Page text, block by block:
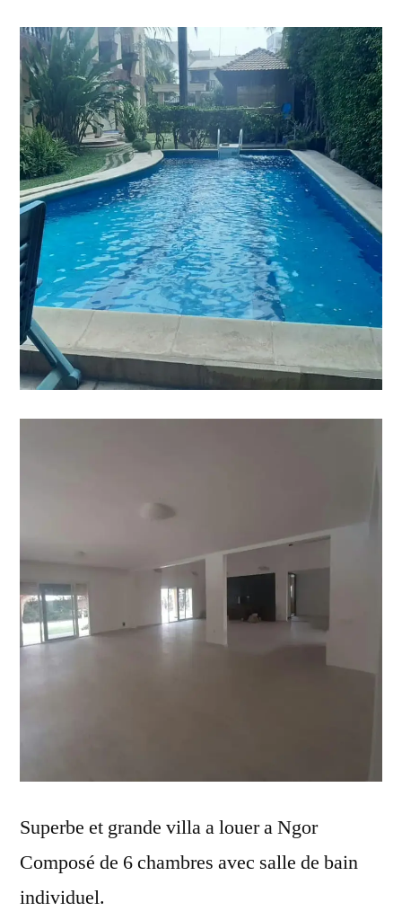
Superbe et grande villa a louer a Ngor
Composé de 6 chambres avec salle de bain
individuel.